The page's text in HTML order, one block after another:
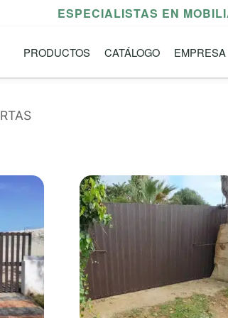
ESPECIALISTAS EN
PRODUCTOS CATÁLOGO EMPRESA